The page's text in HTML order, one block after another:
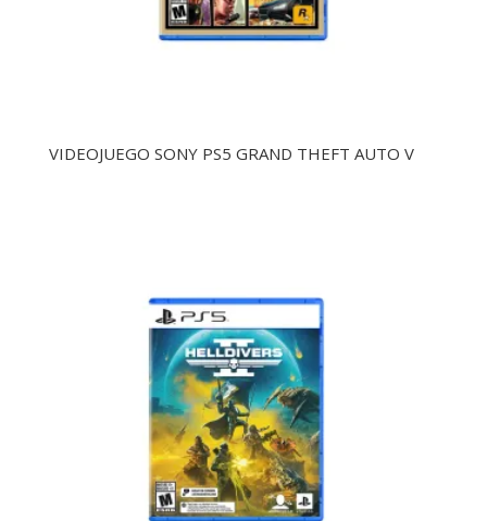
VIDEOJUEGO SONY PS5 GRAND THEFT AUTO V